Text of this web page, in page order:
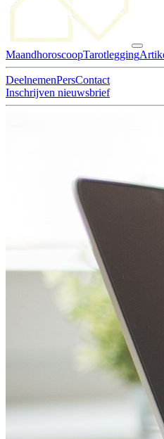
MaandhoroscoopTarotlegging
DeelnemenPersContact
Inschrijven nieuwsbrief